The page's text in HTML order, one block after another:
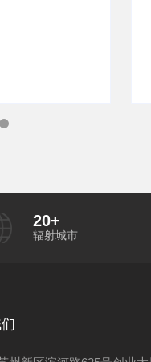
20+
辐射城市